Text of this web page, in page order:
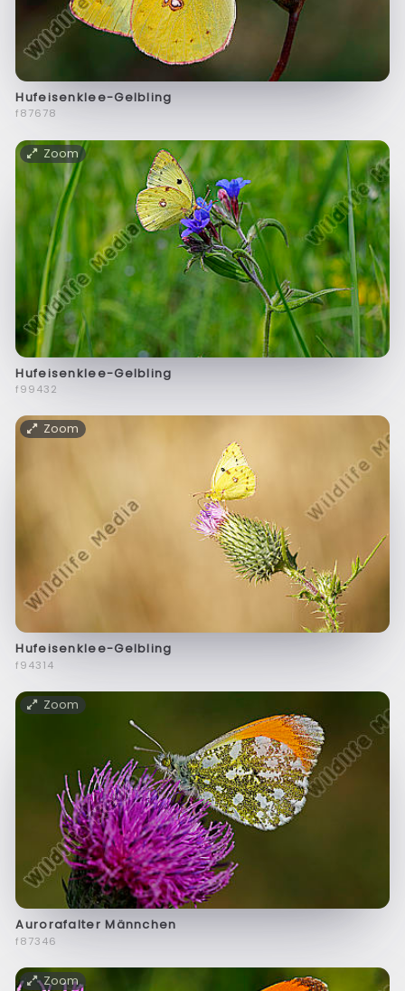
Hufeisenklee-Gelbling
f87678
Zoom
Hufeisenklee-Gelbling
f99432
Zoom
Hufeisenklee-Gelbling
f94314
Zoom
Aurorafalter Männchen
f87346
Zoom